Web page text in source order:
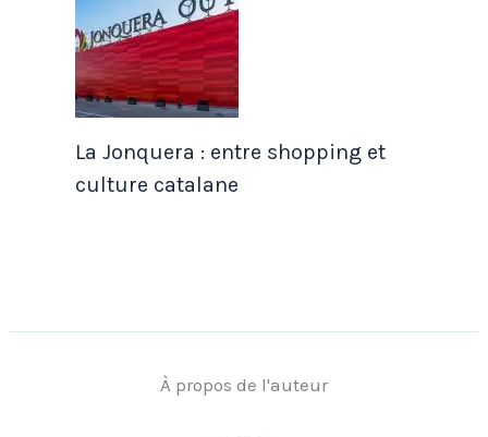
La Jonquera : entre shopping et
culture catalane
À propos de l'auteur